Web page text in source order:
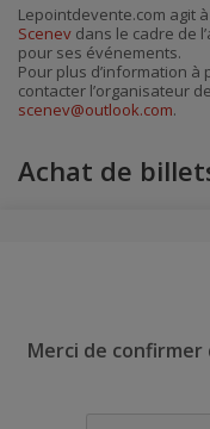
Lepointdevente.com agit
Scenev dans le cadre de
pour ses événements.
Pour plus d’information
contacter l’organisateur
scenev@outlook.com.
Achat de
Merci de